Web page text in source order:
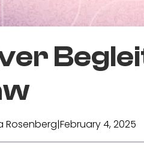
Rosenberg|February 4, 2025